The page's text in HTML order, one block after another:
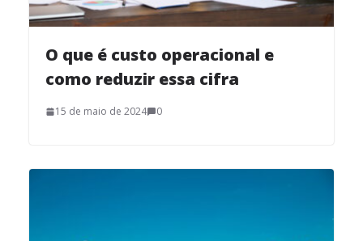
O que é custo operacional e
como reduzir essa cifra
15 de maio de 2024 0